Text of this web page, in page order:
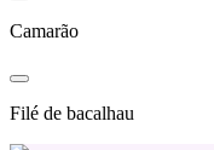
Camarão
Filé de bacalhau